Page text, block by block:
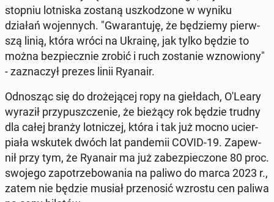
stopniu lot­ni­ska zostaną uszko­dzo­ne w wyniku
działań wo­jen­nych. "Gwa­ran­tu­ję, że bę­dzie­my pierw­
szą linią, która wróci na Ukrainę, jak tylko będzie to
można bez­piecz­nie zrobić i ruch zo­sta­nie wzno­wio­ny"
- za­zna­czył prezes linii Ryanair.
Od­no­sząc się do dro­że­ją­cej ropy na gieł­dach, O'Leary
wyraził przy­pusz­cze­nie, że bieżący rok będzie trudny
dla całej branży lot­ni­czej, która i tak już mocno ucier­
pia­ła wskutek dwóch lat pan­de­mii COVID-19. Za­pew­
nił przy tym, że Ryanair ma już za­bez­pie­czo­ne 80 proc.
swojego za­po­trze­bo­wa­nia na paliwo do marca 2023 r.,
zatem nie będzie musiał prze­no­sić wzrostu cen paliwa